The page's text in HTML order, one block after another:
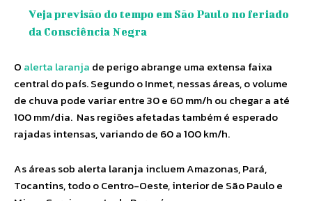
Veja previsão do tempo em São Paulo no feriado
da Consciência Negra
O alerta laranja de perigo abrange uma extensa faixa
central do país. Segundo o Inmet, nessas áreas, o volume
de chuva pode variar entre 30 e 60 mm/h ou chegar a até
100 mm/dia. Nas regiões afetadas também é esperado
rajadas intensas, variando de 60 a 100 km/h.
As áreas sob alerta laranja incluem Amazonas, Pará,
Tocantins, todo o Centro-Oeste, interior de São Paulo e